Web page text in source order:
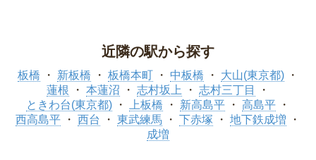
近隣の駅から探す
板橋 新板橋 板橋本町 中板橋
大山(東京都)
蓮根
本蓮沼 志村坂上
志村三丁目
ときわ台(東京都)
上板橋 新高島平
高島平
西高島平
西台 東武練馬 下赤塚
地下鉄成増
成増